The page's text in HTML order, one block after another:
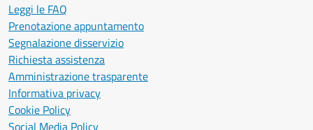
Leggi le FAQ
Prenotazione appuntamento
Segnalazione disservizio
Richiesta assistenza
Amministrazione trasparente
Informativa privacy
Cookie Policy